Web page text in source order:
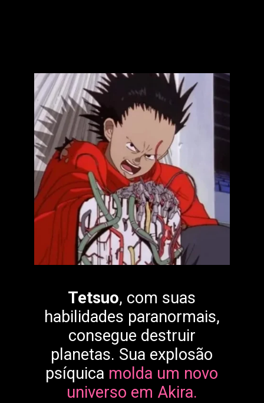
Tetsuo, com suas
habilidades paranormais,
consegue destruir
planetas. Sua explosão
psíquica molda um novo
universo em Akira.